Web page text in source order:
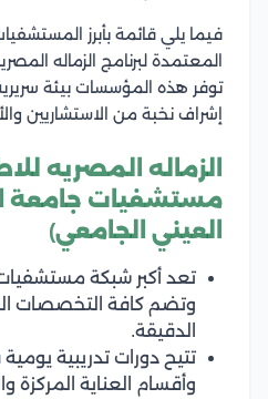
فيما يلي قائمة بأبرز
المعتمدة لبرنامج الزماله
توفر هذه المؤسسات بيئة
إشراف نخبة من الاستشاريين
الزماله المصريه
مستشفيات جامعة
العيني الجامعي)
تعد أكبر شبكة
وتضم كافة التخصصات
الدقيقة.
تتيح دورات تدريبية
وأقسام العناية المركزة